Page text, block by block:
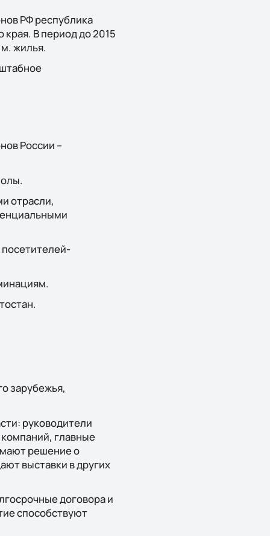
РФ республика
края. В период до 2015
жилья.
России –
отрасли,
зарубежья,
руководители
главные
решение о
выставки в других
договора и
способствуют